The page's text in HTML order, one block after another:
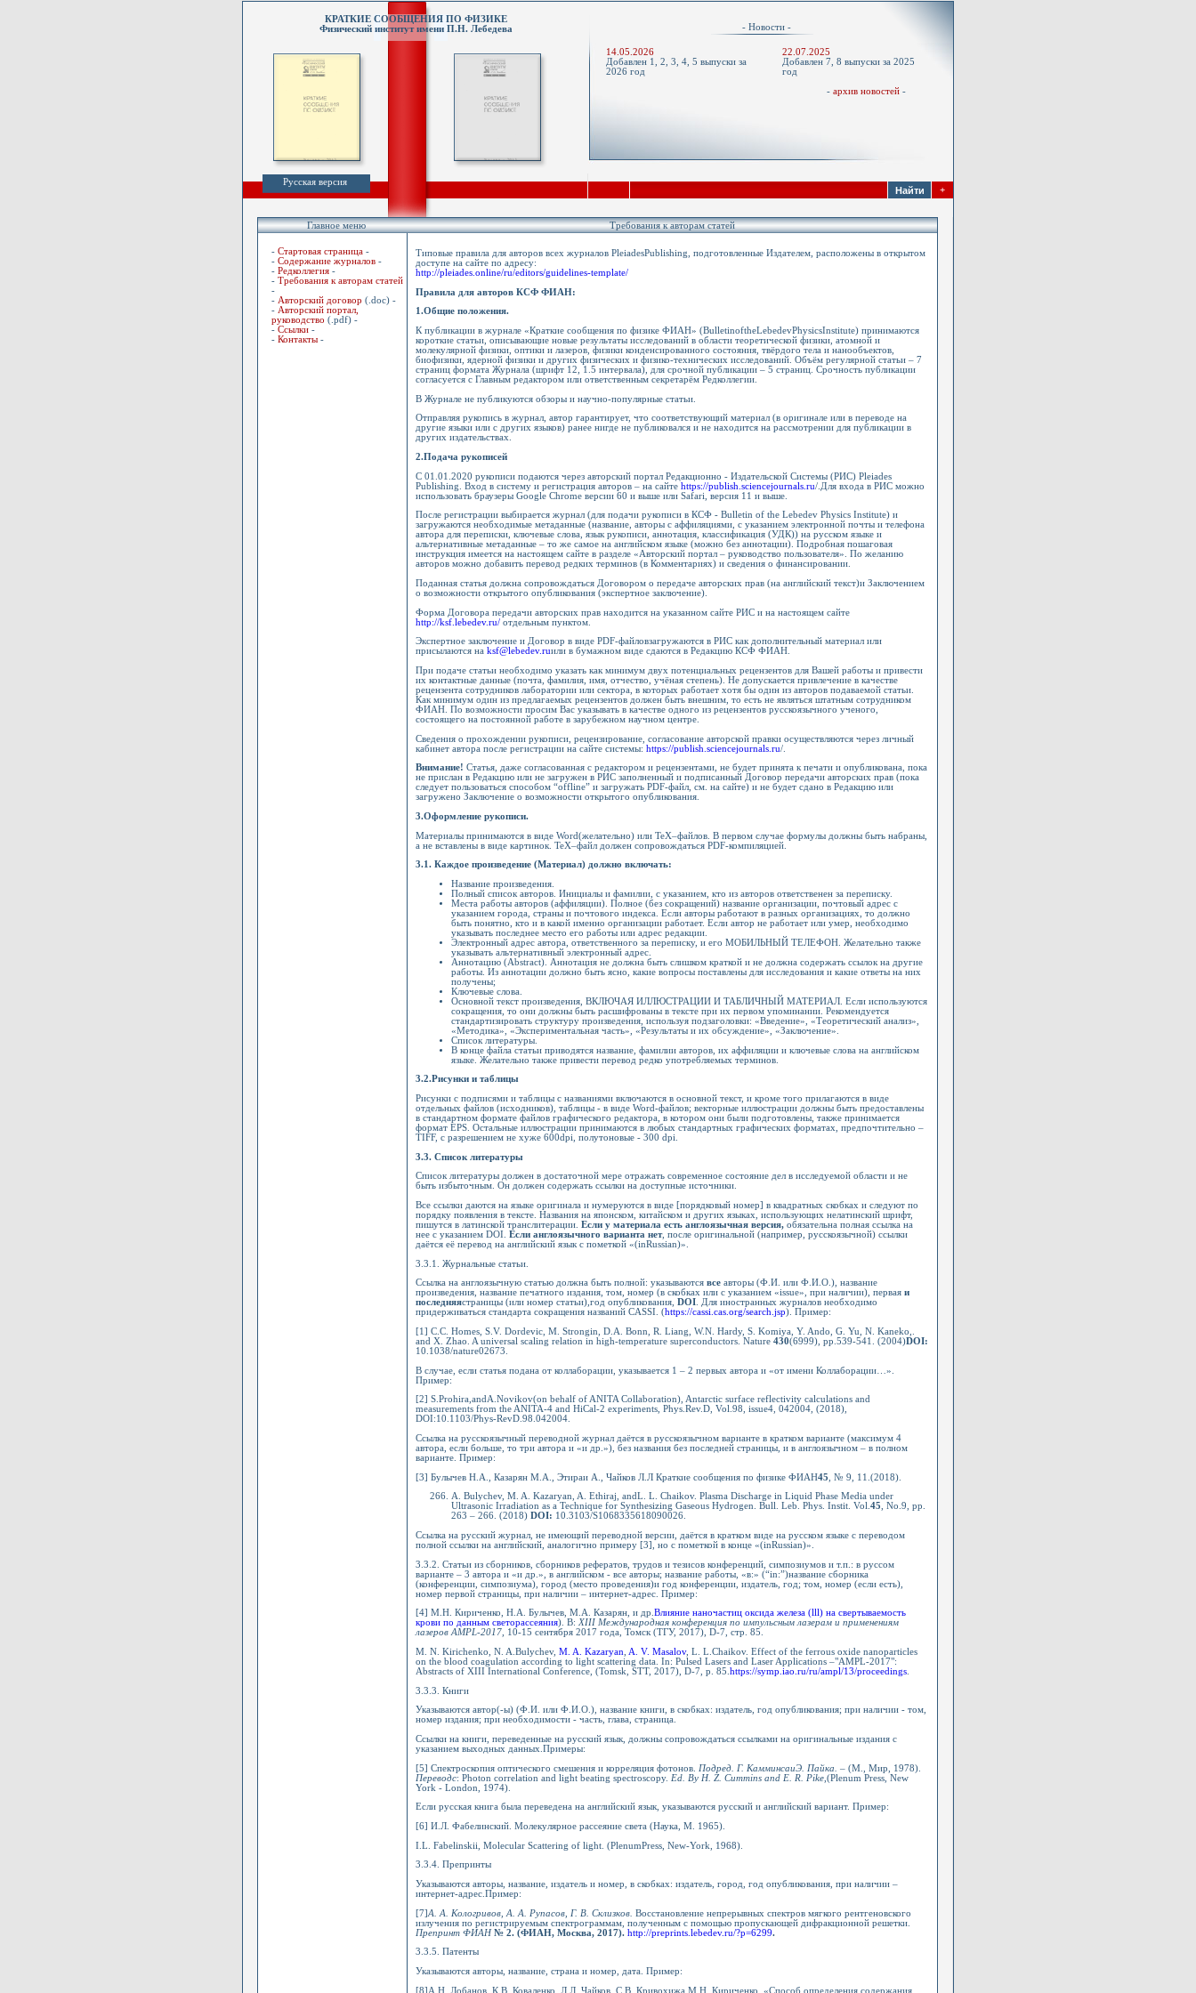
КРАТКИЕ СООБЩЕНИЯ ПО ФИЗИКЕ
Физический институт имени П.Н. Лебедева
- Новости -
14.05.2026
Добавлен 1, 2, 3, 4, 5 выпуски за
2026 год
22.07.2025
Добавлен 7, 8 выпуски за 2025
год
- архив новостей -
Русская версия
+
Главное меню Требования к авторам статей
- Стартовая страница -
- Содержание журналов -
- Редколлегия -
- Требования к авторам статей
-
- Авторский договор (.doc) -
- Авторский портал,
руководство (.pdf) -
- Ссылки -
- Контакты -
Типовые правила для авторов всех журналов PleiadesPublishing, подготовленные Издателем, расположены в открытом
доступе на сайте по адресу:
http://pleiades.online/ru/editors/guidelines-template/
Правила для авторов КСФ ФИАН:
1.Общие положения.
К публикации в журнале «Краткие сообщения по физике ФИАН» (BulletinoftheLebedevPhysicsInstitute) принимаются
короткие статьи, описывающие новые результаты исследований в области теоретической физики, атомной и
молекулярной физики, оптики и лазеров, физики конденсированного состояния, твёрдого тела и нанообъектов,
биофизики, ядерной физики и других физических и физико-технических исследований. Объём регулярной статьи – 7
страниц формата Журнала (шрифт 12, 1.5 интервала), для срочной публикации – 5 страниц. Срочность публикации
согласуется с Главным редактором или ответственным секретарём Редколлегии.
В Журнале не публикуются обзоры и научно-популярные статьи.
Отправляя рукопись в журнал, автор гарантирует, что соответствующий материал (в оригинале или в переводе на
другие языки или с других языков) ранее нигде не публиковался и не находится на рассмотрении для публикации в
других издательствах.
2.Подача рукописей
С 01.01.2020 рукописи подаются через авторский портал Редакционно - Издательской Системы (РИС) Pleiades
Publishing. Вход в систему и регистрация авторов – на сайте https://publish.sciencejournals.ru/.Для входа в РИС можно
использовать браузеры Google Chrome версии 60 и выше или Safari, версия 11 и выше.
После регистрации выбирается журнал (для подачи рукописи в КСФ - Bulletin of the Lebedev Physics Institute) и
загружаются необходимые метаданные (название, авторы с аффиляциями, с указанием электронной почты и телефона
автора для переписки, ключевые слова, язык рукописи, аннотация, классификация (УДК)) на русском языке и
альтернативные метаданные – то же самое на английском языке (можно без аннотации). Подробная пошаговая
инструкция имеется на настоящем сайте в разделе «Авторский портал – руководство пользователя». По желанию
авторов можно добавить перевод редких терминов (в Комментариях) и сведения о финансировании.
Поданная статья должна сопровождаться Договором о передаче авторских прав (на английский текст)и Заключением
о возможности открытого опубликования (экспертное заключение).
Форма Договора передачи авторских прав находится на указанном сайте РИС и на настоящем сайте
http://ksf.lebedev.ru/ отдельным пунктом.
Экспертное заключение и Договор в виде PDF-файловзагружаются в РИС как дополнительный материал или
присылаются на ksf@lebedev.ruили в бумажном виде сдаются в Редакцию КСФ ФИАН.
При подаче статьи необходимо указать как минимум двух потенциальных рецензентов для Вашей работы и привести
их контактные данные (почта, фамилия, имя, отчество, учёная степень). Не допускается привлечение в качестве
рецензента сотрудников лаборатории или сектора, в которых работает хотя бы один из авторов подаваемой статьи.
Как минимум один из предлагаемых рецензентов должен быть внешним, то есть не являться штатным сотрудником
ФИАН. По возможности просим Вас указывать в качестве одного из рецензентов русскоязычного ученого,
состоящего на постоянной работе в зарубежном научном центре.
Сведения о прохождении рукописи, рецензирование, согласование авторской правки осуществляются через личный
кабинет автора после регистрации на сайте системы: https://publish.sciencejournals.ru/.
Внимание! Статья, даже согласованная с редактором и рецензентами, не будет принята к печати и опубликована, пока
не прислан в Редакцию или не загружен в РИС заполненный и подписанный Договор передачи авторских прав (пока
следует пользоваться способом “offline” и загружать PDF-файл, см. на сайте) и не будет сдано в Редакцию или
загружено Заключение о возможности открытого опубликования.
3.Оформление рукописи.
Материалы принимаются в виде Word(желательно) или TeX–файлов. В первом случае формулы должны быть набраны,
а не вставлены в виде картинок. TeX–файл должен сопровождаться PDF-компиляцией.
3.1. Каждое произведение (Материал) должно включать:
Название произведения.
Полный список авторов. Инициалы и фамилии, с указанием, кто из авторов ответственен за переписку.
Места работы авторов (аффиляции). Полное (без сокращений) название организации, почтовый адрес с
указанием города, страны и почтового индекса. Если авторы работают в разных организациях, то должно
быть понятно, кто и в какой именно организации работает. Если автор не работает или умер, необходимо
указывать последнее место его работы или адрес редакции.
Электронный адрес автора, ответственного за переписку, и его МОБИЛЬНЫЙ ТЕЛЕФОН. Желательно также
указывать альтернативный электронный адрес.
Аннотацию (Abstract). Аннотация не должна быть слишком краткой и не должна содержать ссылок на другие
работы. Из аннотации должно быть ясно, какие вопросы поставлены для исследования и какие ответы на них
получены;
Ключевые слова.
Основной текст произведения, ВКЛЮЧАЯ ИЛЛЮСТРАЦИИ И ТАБЛИЧНЫЙ МАТЕРИАЛ. Если используются
сокращения, то они должны быть расшифрованы в тексте при их первом упоминании. Рекомендуется
стандартизировать структуру произведения, используя подзаголовки: «Введение», «Теоретический анализ»,
«Методика», «Экспериментальная часть», «Результаты и их обсуждение», «Заключение».
Список литературы.
В конце файла статьи приводятся название, фамилии авторов, их аффиляции и ключевые слова на английском
языке. Желательно также привести перевод редко употребляемых терминов.
3.2.Рисунки и таблицы
Рисунки с подписями и таблицы с названиями включаются в основной текст, и кроме того прилагаются в виде
отдельных файлов (исходников), таблицы - в виде Word-файлов; векторные иллюстрации должны быть предоставлены
в стандартном формате файлов графического редактора, в котором они были подготовлены, также принимается
формат EPS. Остальные иллюстрации принимаются в любых стандартных графических форматах, предпочтительно –
TIFF, с разрешением не хуже 600dpi, полутоновые - 300 dpi.
3.3. Список литературы
Список литературы должен в достаточной мере отражать современное состояние дел в исследуемой области и не
быть избыточным. Он должен содержать ссылки на доступные источники.
Все ссылки даются на языке оригинала и нумеруются в виде [порядковый номер] в квадратных скобках и следуют по
порядку появления в тексте. Названия на японском, китайском и других языках, использующих нелатинский шрифт,
пишутся в латинской транслитерации. Если у материала есть англоязычная версия, обязательна полная ссылка на
нее с указанием DOI. Если англоязычного варианта нет, после оригинальной (например, русскоязычной) ссылки
даётся её перевод на английский язык с пометкой «(inRussian)».
3.3.1. Журнальные статьи.
Ссылка на англоязычную статью должна быть полной: указываются все авторы (Ф.И. или Ф.И.О.), название
произведения, название печатного издания, том, номер (в скобках или с указанием «issue», при наличии), первая и
последняястраницы (или номер статьи),год опубликования, DOI. Для иностранных журналов необходимо
придерживаться стандарта сокращения названий CASSI. (https://cassi.cas.org/search.jsp). Пример:
[1] C.C. Homes, S.V. Dordevic, M. Strongin, D.A. Bonn, R. Liang, W.N. Hardy, S. Komiya, Y. Ando, G. Yu, N. Kaneko,.
and X. Zhao. A universal scaling relation in high-temperature superconductors. Nature 430(6999), pp.539-541. (2004)DOI:
10.1038/nature02673.
В случае, если статья подана от коллаборации, указывается 1 – 2 первых автора и «от имени Коллаборации…».
Пример:
[2] S.Prohira,andA.Novikov(on behalf of ANITA Collaboration), Antarctic surface reflectivity calculations and
measurements from the ANITA-4 and HiCal-2 experiments, Phys.Rev.D, Vol.98, issue4, 042004, (2018),
DOI:10.1103/Phys-RevD.98.042004.
Ссылка на русскоязычный переводной журнал даётся в русскоязычном варианте в кратком варианте (максимум 4
автора, если больше, то три автора и «и др.»), без названия без последней страницы, и в англоязычном – в полном
варианте. Пример:
[3] Булычев Н.А., Казарян М.А., Этираи А., Чайков Л.Л Краткие сообщения по физике ФИАН45 , № 9, 11.(2018).
A. Bulychev, M. A. Kazaryan, A. Ethiraj, andL. L. Chaikov. Plasma Discharge in Liquid Phase Media under
Ultrasonic Irradiation as a Technique for Synthesizing Gaseous Hydrogen. Bull. Leb. Phys. Instit. Vol.45, No.9, pp.
263 – 266. (2018) DOI: 10.3103/S1068335618090026.
Ссылка на русский журнал, не имеющий переводной версии, даётся в кратком виде на русском языке с переводом
полной ссылки на английский, аналогично примеру [3], но с пометкой в конце «(inRussian)».
3.3.2. Статьи из сборников, сборников рефератов, трудов и тезисов конференций, симпозиумов и т.п.: в руссом
варианте – 3 автора и «и др.», в английском - все авторы; название работы, «в:» (“in:”)название сборника
(конференции, симпозиума), город (место проведения)и год конференции, издатель, год; том, номер (если есть),
номер первой страницы, при наличии – интернет-адрес. Пример:
[4] М.Н. Кириченко, Н.А. Булычев, М.А. Казарян, и др.Влияние наночастиц оксида железа (lll) на свертываемость
крови по данным светорассеяния). В:XIII Международная конференция по импульсным лазерам и применениям
лазеров AMPL-2017, 10-15 сентября 2017 года, Томск (ТГУ, 2017), D-7, стр. 85.
M. N. Kirichenko, N. A.Bulychev, M. A. Kazaryan A. V. Masalov, L. L.Chaikov. Effect of the ferrous oxide nanoparticles
on the blood coagulation according to light scattering data. In: Pulsed Lasers and Laser Applications –"AMPL-2017":
Abstracts of XIII International Conference, (Tomsk, STT, 2017), D-7, p. 85. https://symp.iao.ru/ru/ampl/13/proceedings
3.3.3. Книги
Указываются автор(-ы) (Ф.И. или Ф.И.О.), название книги, в скобках: издатель, год опубликования; при наличии - том,
номер издания; при необходимости - часть, глава, страница.
Ссылки на книги, переведенные на русский язык, должны сопровождаться ссылками на оригинальные издания с
указанием выходных данных.Примеры:
[5] Спектроскопия оптического смешения и корреляция фотонов.
Подред. Г. КамминсаиЭ. Пайка. – (М., Мир, 1978).
Переводс: Photon correlation and light beating spectroscopy. Ed. By H. Z. Cummins and E. R. Pike ,(Plenum Press, New
York - London, 1974).
Если русская книга была переведена на английский язык, указываются русский и английский вариант. Пример:
[6] И.Л. Фабелинский. Молекулярное рассеяние света (Наука, М. 1965).
I.L. Fabelinskii, Molecular Scattering of light. (PlenumPress, New-York, 1968).
3.3.4. Препринты
Указываются авторы, название, издатель и номер, в скобках: издатель, город, год опубликования, при наличии –
интернет-адрес.Пример:
[7]А. А. Кологривов, А. А. Рупасов, Г. В. Склизков. Восстановление непрерывных спектров мягкого рентгеновского
излучения по регистрируемым спектрограммам, полученным с помощью пропускающей дифракционной решетки.
Препринт ФИАН№ 2. (ФИАН, Москва, 2017). http://preprints.lebedev.ru/?p=6299.
3.3.5. Патенты
Указываются авторы, название, страна и номер, дата. Пример:
[8]А.Н. Лобанов, К.В. Коваленко, Л.Л. Чайков, С.В. Кривохижа,М.Н. Кириченко. «Способ определения содержания